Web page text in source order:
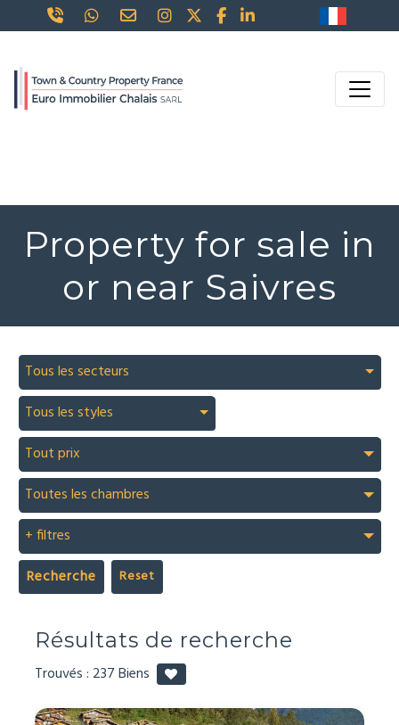
Property for sale in
or near Saivres
Tous les secteurs
Tous les styles
Tout prix
Toutes les chambres
+ filtres
Recherche
Résultats de recherche
Trouvés : 237Biens